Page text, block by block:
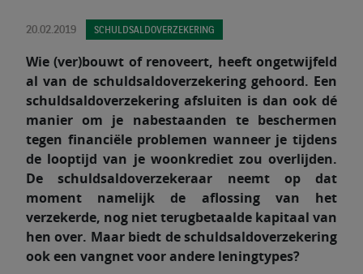
20.02.2019 SCHULDSALDOVERZEKERING
Wie (ver)bouwt of renoveert, heeft ongetwijfeld
al van de schuldsaldoverzekering gehoord. Een
schuldsaldoverzekering afsluiten is dan ook dé
manier om je nabestaanden te beschermen
tegen financiële problemen wanneer je tijdens
de looptijd van je woonkrediet zou overlijden.
De schuldsaldoverzekeraar neemt op dat
moment namelijk de aflossing van het
verzekerde, nog niet terugbetaalde kapitaal van
hen over. Maar biedt de schuldsaldoverzekering
ook een vangnet voor andere leningtypes?